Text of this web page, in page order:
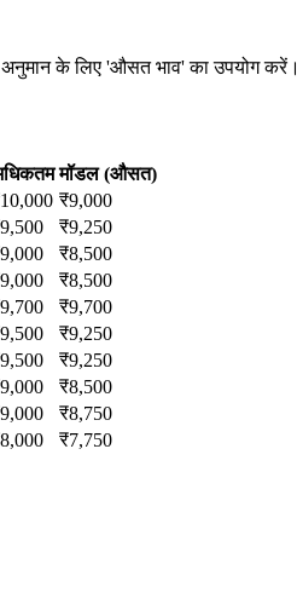
के लिए 'औसत भाव' का उपयोग करें।
मॉडल (औसत)
10,000 ₹9,000
9,500 ₹9,250
9,000 ₹8,500
9,000 ₹8,500
9,700 ₹9,700
9,500 ₹9,250
9,500 ₹9,250
9,000 ₹8,500
9,000 ₹8,750
8,000 ₹7,750